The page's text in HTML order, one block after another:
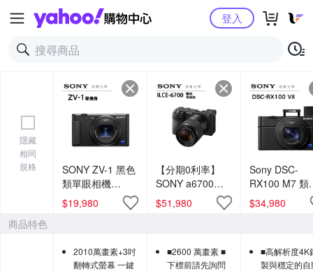
Yahoo購物中心登入
隱藏
相同
規格
SONY ZV-1 黑色
類單眼相機
VLOG 影音創作
直播 總代理公司
$19,980
【分期0利率】
SONY a6700
BODY+18-135 總
代理公司貨 相機
$51,980
Sony DSC-
RX100 M7 類
眼相機 總代
司貨 VLOG
德寶光學
$34,980
商品特色
2010萬畫素+3吋
翻轉式螢幕 一鍵
■2600 萬畫素 ■
下標前請先詢問
■高解析度4K
製與穩定的自